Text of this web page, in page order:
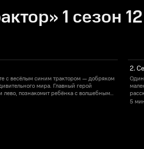
1 сезон
с весёлым синим трактором — добряком
мира. Главный герой
лево, познакомит ребёнка с волшебным
что обучение проходит в игровой
2.
5